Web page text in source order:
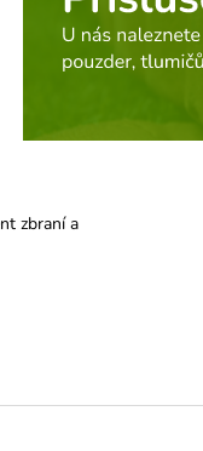
zbraní a